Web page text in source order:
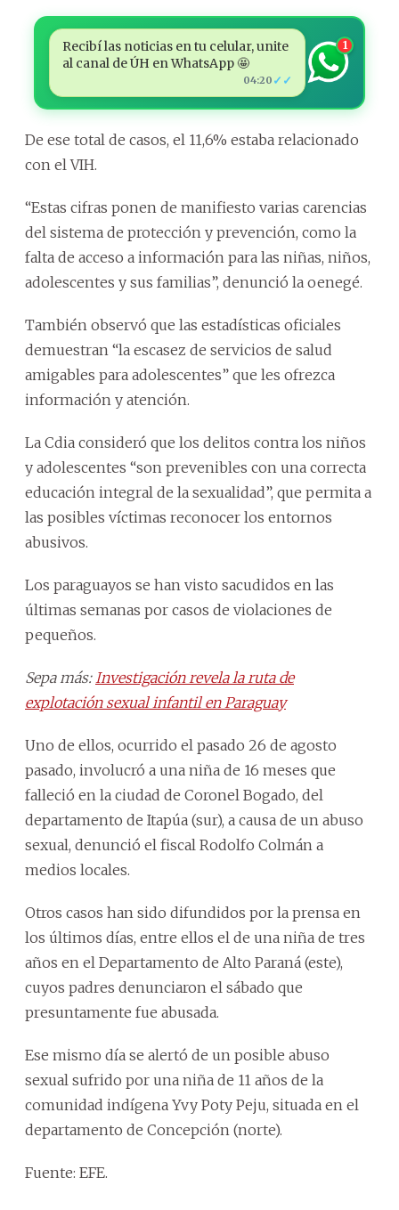
Recibí las noticias en tu celular, unite
al canal de ÚH en WhatsApp 🤩
04:20 ✓✓
1
De ese total de casos, el 11,6% estaba relacionado
con el VIH.
“Estas cifras ponen de manifiesto varias carencias
del sistema de protección y prevención, como la
falta de acceso a información para las niñas, niños,
adolescentes y sus familias”, denunció la oenegé.
También observó que las estadísticas oficiales
demuestran “la escasez de servicios de salud
amigables para adolescentes” que les ofrezca
información y atención.
La Cdia consideró que los delitos contra los niños
y adolescentes “son prevenibles con una correcta
educación integral de la sexualidad”, que permita a
las posibles víctimas reconocer los entornos
abusivos.
Los paraguayos se han visto sacudidos en las
últimas semanas por casos de violaciones de
pequeños.
Sepa más: Investigación revela la ruta de
explotación sexual infantil en Paraguay
Uno de ellos, ocurrido el pasado 26 de agosto
pasado, involucró a una niña de 16 meses que
falleció en la ciudad de Coronel Bogado, del
departamento de Itapúa (sur), a causa de un abuso
sexual, denunció el fiscal Rodolfo Colmán a
medios locales.
Otros casos han sido difundidos por la prensa en
los últimos días, entre ellos el de una niña de tres
años en el Departamento de Alto Paraná (este),
cuyos padres denunciaron el sábado que
presuntamente fue abusada.
Ese mismo día se alertó de un posible abuso
sexual sufrido por una niña de 11 años de la
comunidad indígena Yvy Poty Peju, situada en el
departamento de Concepción (norte).
Fuente: EFE.